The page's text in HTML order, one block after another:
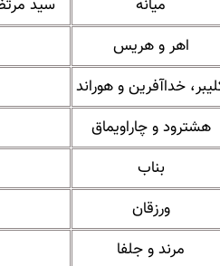
میانه سید
اهر و هریس
خداآفرین و هوراند
هشترود و چاراویماق
بناب
ورزقان
مرند و جلفا